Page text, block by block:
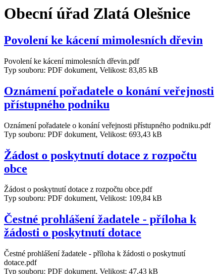
Obecní úřad Zlatá Olešnice
Povolení ke kácení mimolesních dřevin
Povolení ke kácení mimolesních dřevin.pdf
Typ souboru: PDF dokument, Velikost: 83,85 kB
Oznámení pořadatele o konání veřejnosti
přístupného podniku
Oznámení pořadatele o konání veřejnosti přístupného podniku.pdf
Typ souboru: PDF dokument, Velikost: 693,43 kB
Žádost o poskytnutí dotace z rozpočtu
obce
Žádost o poskytnutí dotace z rozpočtu obce.pdf
Typ souboru: PDF dokument, Velikost: 109,84 kB
Čestné prohlášení žadatele - příloha k
žádosti o poskytnutí dotace
Čestné prohlášení žadatele - příloha k žádosti o poskytnutí
dotace.pdf
Typ souboru: PDF dokument, Velikost: 47,43 kB